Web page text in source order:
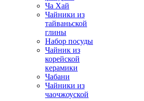
Ча Хай
Чайники из
тайваньской
глины
Набор посуды
Чайник из
корейской
керамики
Чабани
Чайники из
чаочжоуской